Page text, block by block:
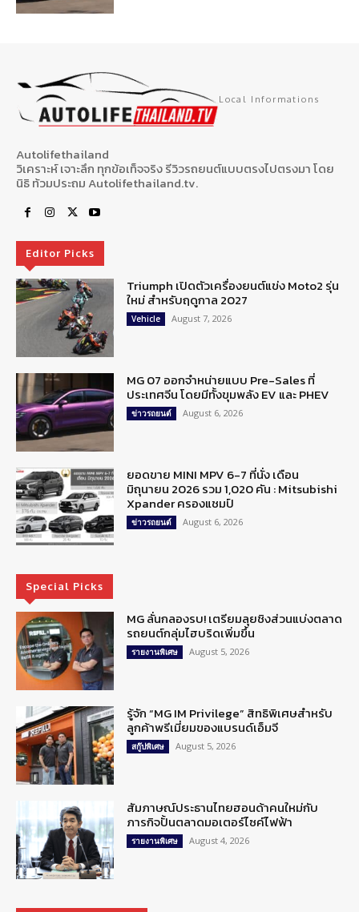
Local Informations
Autolifethailand
วิเคราะห์ เจาะลึก ทุกข้อเท็จจริง รีวิวรถยนต์แบบตรงไปตรงมา โดย
นิธิ ท้วมประถม Autolifethailand.tv.
Editor Picks
Triumph เปิดตัวเครื่องยนต์แข่ง Moto2 รุ่น
ใหม่ สำหรับฤดูกาล 2027
Vehicle August 7, 2026
MG 07 ออกจำหน่ายแบบ Pre-Sales ที่
ประเทศจีน โดยมีทั้งขุมพลัง EV และ PHEV
ข่าวรถยนต์ August 6, 2026
ยอดขาย MINI MPV 6-7 ที่นั่ง เดือน
มิถุนายน 2026 รวม 1,020 คัน : Mitsubishi
Xpander ครองแชมป์
ข่าวรถยนต์ August 6, 2026
Special Picks
MG ลั่นกลองรบ! เตรียมลุยชิงส่วนแบ่งตลาด
รถยนต์กลุ่มไฮบริดเพิ่มขึ้น
รายงานพิเศษ August 5, 2026
รู้จัก “MG IM Privilege” สิทธิพิเศษสำหรับ
ลูกค้าพรีเมี่ยมของแบรนด์เอ็มจี
สกู๊ปพิเศษ August 5, 2026
สัมภาษณ์ประธานไทยฮอนด้าคนใหม่กับ
ภารกิจปั้นตลาดมอเตอร์ไซค์ไฟฟ้า
รายงานพิเศษ August 4, 2026